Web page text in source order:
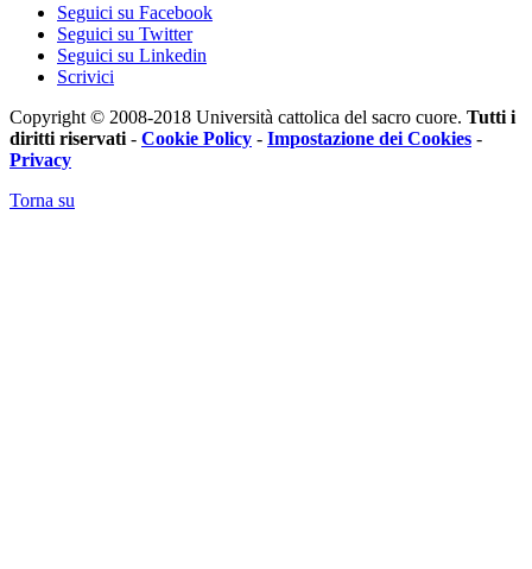
Seguici su Facebook
Seguici su Twitter
Seguici su Linkedin
Scrivici
Copyright © 2008-2018 Università cattolica del sacro cuore. Tutti i
diritti riservati - Cookie Policy - Impostazione dei Cookies -
Privacy
Torna su